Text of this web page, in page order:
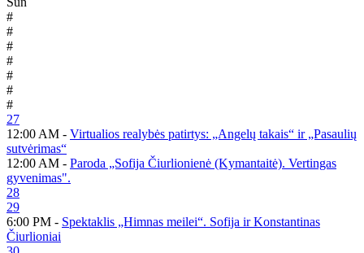
#
#
#
#
#
#
#
27
12:00 AM - Virtualios realybės patirtys: „Angelų takais“ ir „Pasaulių
sutvėrimas“
12:00 AM - Paroda „Sofija Čiurlionienė (Kymantaitė). Vertingas
gyvenimas".
28
29
6:00 PM - Spektaklis „Himnas meilei“. Sofija ir Konstantinas
Čiurlioniai